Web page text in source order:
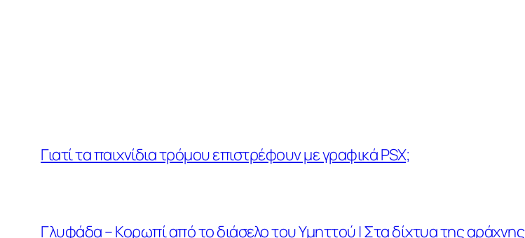
Γιατί τα παιχνίδια τρόμου επιστρέφουν με γραφικά PSX;
Γλυφάδα – Κορωπί από το διάσελο του Υμηττού | Στα δίχτυα της αράχνης